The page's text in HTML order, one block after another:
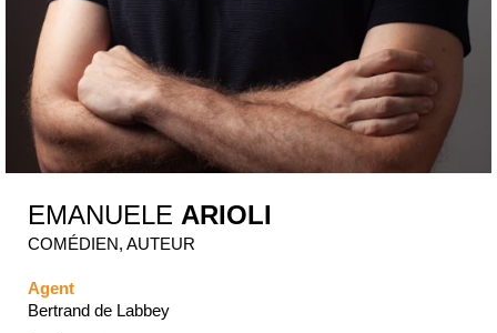
EMANUELE ARIOLI
COMÉDIEN, AUTEUR
Agent
Bertrand de Labbey